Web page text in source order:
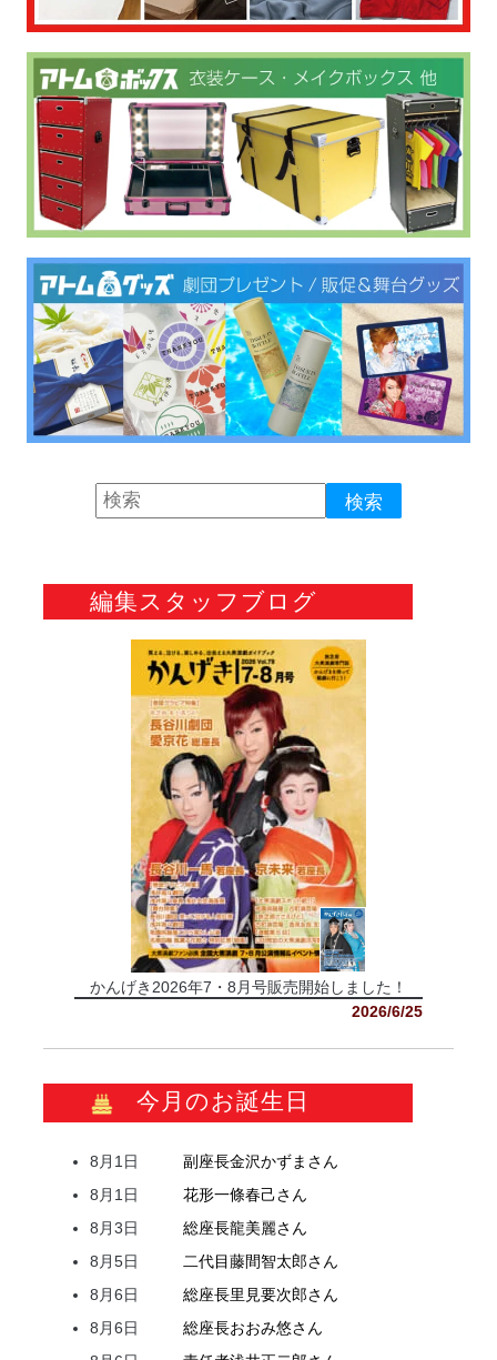
編集スタッフブログ
かんげき2026年7・8月号販売開始しました！
2026/6/25
今月のお誕生日
8月1日 副座長金沢かずま さん
8月1日
花形一條春己さん
8月3日
総座長龍美麗さん
8月5日
二代目藤間智太郎さん
8月6日
総座長里見要次郎さん
8月6日
総座長おおみ悠さん